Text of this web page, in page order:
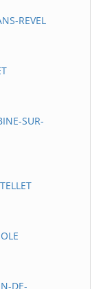
REVEL
SUR-
DE-